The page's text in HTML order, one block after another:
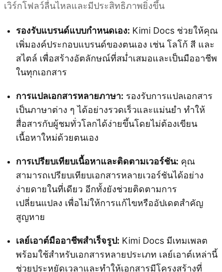
เวิร์กโฟลว์ลื่นไหลและมีประสิทธิภาพยิ่งขึ้น
รองรับแบรนด์แบบกำหนดเอง: Kimi Docs ช่วยให้คุณ
เพิ่มองค์ประกอบแบรนด์ของตนเอง เช่น โลโก้ สี และ
สไตล์ เพื่อสร้างอัตลักษณ์ที่สม่ำเสมอและเป็นมืออาชีพ
ในทุกเอกสาร
การแปลเอกสารหลายภาษา: รองรับการแปลเอกสาร
เป็นภาษาต่าง ๆ ได้อย่างรวดเร็วและแม่นยำ ทำให้
สื่อสารกับผู้ชมทั่วโลกได้ง่ายขึ้นโดยไม่ต้องเขียน
เนื้อหาใหม่ด้วยตนเอง
การเปรียบเทียบเนื้อหาและติดตามเวอร์ชัน: คุณ
สามารถเปรียบเทียบเอกสารหลายเวอร์ชันได้อย่าง
ง่ายดายในที่เดียว อีกทั้งยังช่วยติดตามการ
เปลี่ยนแปลง เพื่อไม่ให้การแก้ไขหรืออัปเดตสำคัญ
สูญหาย
เลย์เอาต์มืออาชีพสำเร็จรูป: Kimi Docs มีเทมเพลต
พร้อมใช้สำหรับเอกสารหลายประเภท เลย์เอาต์เหล่านี้
ช่วยประหยัดเวลาและทำให้เอกสารมีโครงสร้างที่